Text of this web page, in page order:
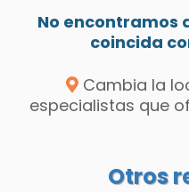
No encontramos
coincida
Cambia la
especialistas que
Otros